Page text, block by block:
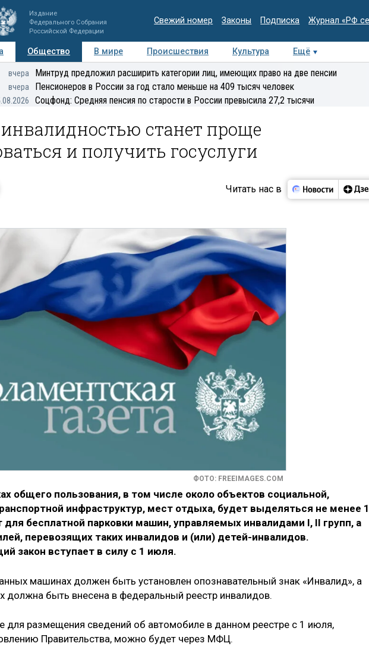
Издание
Федерального Собрания
Российской Федерации
Свежий номер Законы Подписка Журнал «РФ
Общество В мире Происшествия Культура
Ещё
Мнения Регионы Медиацентр Интервью Колумнисты
вчера Минтруд предложил расширить категории лиц, имеющих право на две пенсии
вчера Пенсионеров в России за год стало меньше на 409 тысяч человек
Соцфонд: Средняя пенсия по старости в России превысила 27,2 тысячи
станет проще
и получить госуслуги
Читать нас в
ФОТО: FREEIMAGES.COM
общего пользования, в том числе около объектов социальной,
инфраструктур, мест отдыха, будет выделяться не менее
бесплатной парковки машин, управляемых инвалидами I, II групп, а
перевозящих таких инвалидов и (или) детей-инвалидов.
закон вступает в силу с 1 июля.
машинах должен быть установлен опознавательный знак «Инвалид», а
должна быть внесена в федеральный реестр инвалидов.
для размещения сведений об автомобиле в данном реестре с 1 июля,
Правительства, можно будет через МФЦ.